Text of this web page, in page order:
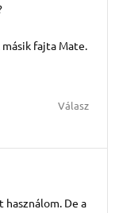
fajta Mate.
Válasz
használom. De a